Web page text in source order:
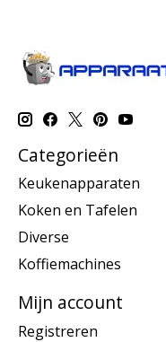
Categorieën
Keukenapparaten
Koken en Tafelen
Diverse
Koffiemachines
Mijn account
Registreren